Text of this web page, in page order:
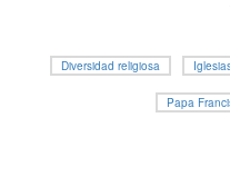
Diversidad religiosa
Papa